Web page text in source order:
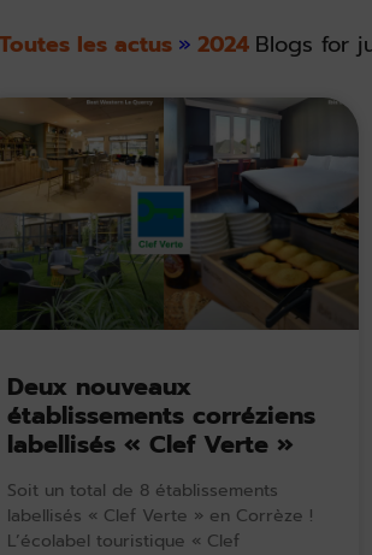
Toutes les actus » 2024 Blogs for
Deux nouveaux
établissements corréziens
labellisés « Clef Verte »
Soit un total de 8 établissements
labellisés « Clef Verte » en Corrèze !
L’écolabel touristique « Clef